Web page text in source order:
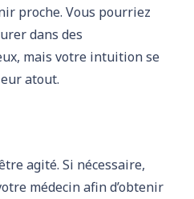
proche. Vous pourriez
dans des
mais votre intuition se
atout.
agité. Si nécessaire,
médecin afin d’obtenir